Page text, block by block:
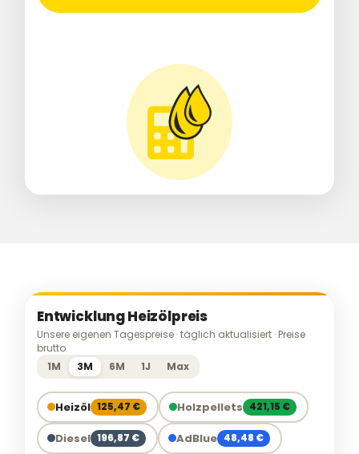
Entwicklung Heizölpreis
Unsere eigenen Tagespreise · täglich aktualisiert · Preise
brutto
1M
3M 6M 1J Max
Heizöl 125,47 € Holzpellets 421,15 €
Diesel 196,87 € AdBlue 48,48 €